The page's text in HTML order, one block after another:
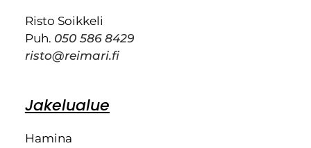
Risto Soikkeli
Puh. 050 586 8429
risto@reimari.fi
Jakelualue
Hamina